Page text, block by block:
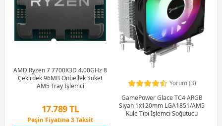
AMD Ryzen 7 7700X3D 4.00GHz 8
Çekirdek 96MB Önbellek Soket
AM5 Tray İşlemci
17.789 TL
Peşin Fiyatına 3 Taksit
Yorum (3)
GamePower Glace TC4 ARGB
Siyah 1x120mm LGA1851/AM5
Kule Tipi İşlemci Soğutucu